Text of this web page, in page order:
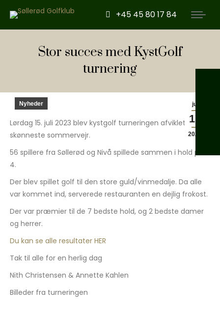
+45 45 80 17 84
Stor succes med KystGolf
turnering
jul
17
2023
Nyheder
Lørdag 15. juli 2023 blev kystgolf turneringen afviklet i det
skønneste sommervejr.
56 spillere fra Søllerød og Nivå spillede sammen i hold på
4.
Der blev spillet golf til den store guld/vinmedalje. Da alle
var kommet ind, serverede restauranten en dejlig frokost.
Der var præmier til de 7 bedste hold, og 2 bedste damer
og herrer.
Du kan se alle resultater HER
Tak til alle for en herlig dag
Nith Christensen & Annette Kahlen
Billeder fra turneringen